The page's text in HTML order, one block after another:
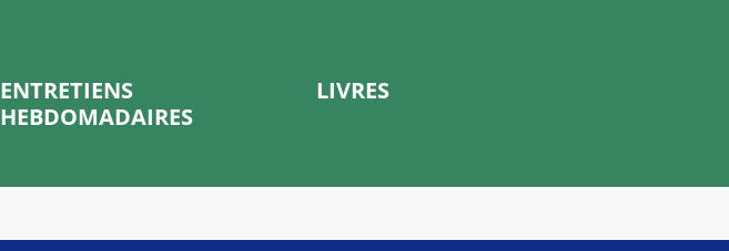
ENTRETIENS
HEBDOMADAIRES
LIVRES